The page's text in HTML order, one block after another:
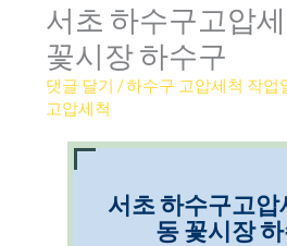
서초 하수구고압
꽃시장 하수구
댓글 달기 /하수구 고압세척 작업
고압세척
서초 하수구고압
동 꽃시장